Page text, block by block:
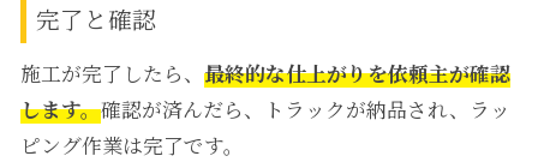
完了と確認
施工が完了したら、 最終的な仕上がりを依頼主が確認
します。確認が済んだら、トラックが納品され、ラッ
ピング作業は完了です。